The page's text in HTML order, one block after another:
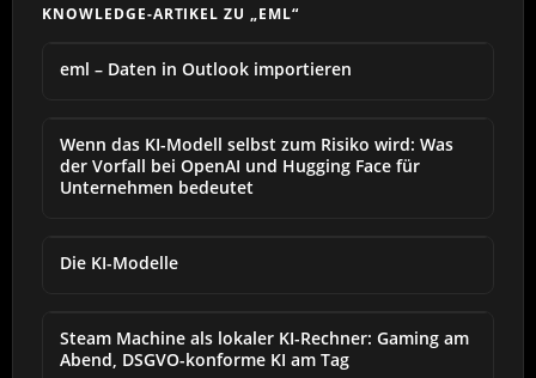
KNOWLEDGE-ARTIKEL ZU „EML“
eml – Daten in Outlook importieren
Wenn das KI-Modell selbst zum Risiko wird: Was
der Vorfall bei OpenAI und Hugging Face für
Unternehmen bedeutet
Die KI-Modelle
Steam Machine als lokaler KI-Rechner: Gaming am
Abend, DSGVO-konforme KI am Tag